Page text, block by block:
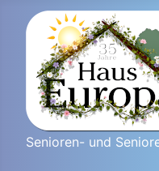
Senioren- und